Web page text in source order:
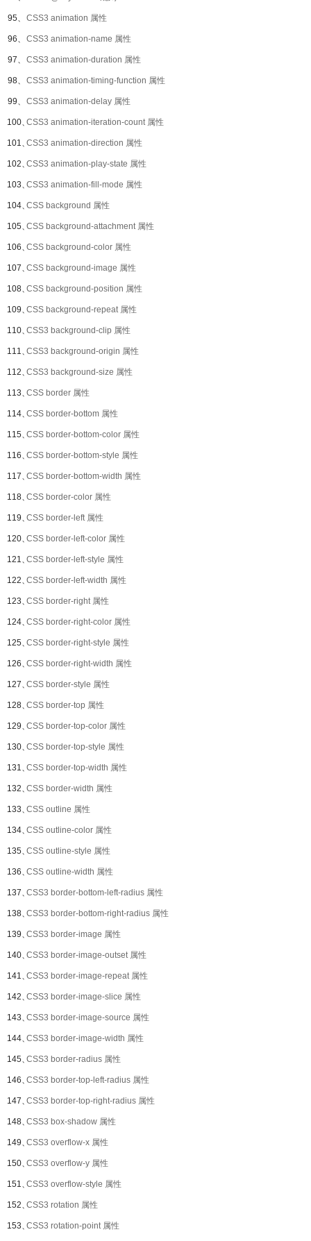
95、 CSS3 animation 属性
96、 CSS3 animation-name 属性
97、 CSS3 animation-duration 属性
98、 CSS3 animation-timing-function 属性
99、 CSS3 animation-delay 属性
100、CSS3 animation-iteration-count 属性
101、CSS3 animation-direction 属性
102、CSS3 animation-play-state 属性
103、CSS3 animation-fill-mode 属性
104、CSS background 属性
105、CSS background-attachment 属性
106、CSS background-color 属性
107、CSS background-image 属性
108、CSS background-position 属性
109、CSS background-repeat 属性
110、CSS3 background-clip 属性
111、CSS3 background-origin 属性
112、CSS3 background-size 属性
113、CSS border 属性
114、CSS border-bottom 属性
115、CSS border-bottom-color 属性
116、CSS border-bottom-style 属性
117、CSS border-bottom-width 属性
118、CSS border-color 属性
119、CSS border-left 属性
120、CSS border-left-color 属性
121、CSS border-left-style 属性
122、CSS border-left-width 属性
123、CSS border-right 属性
124、CSS border-right-color 属性
125、CSS border-right-style 属性
126、CSS border-right-width 属性
127、CSS border-style 属性
128、CSS border-top 属性
129、CSS border-top-color 属性
130、CSS border-top-style 属性
131、CSS border-top-width 属性
132、CSS border-width 属性
133、CSS outline 属性
134、CSS outline-color 属性
135、CSS outline-style 属性
136、CSS outline-width 属性
137、CSS3 border-bottom-left-radius 属性
138、CSS3 border-bottom-right-radius 属性
139、CSS3 border-image 属性
140、CSS3 border-image-outset 属性
141、CSS3 border-image-repeat 属性
142、CSS3 border-image-slice 属性
143、CSS3 border-image-source 属性
144、CSS3 border-image-width 属性
145、CSS3 border-radius 属性
146、CSS3 border-top-left-radius 属性
147、CSS3 border-top-right-radius 属性
148、CSS3 box-shadow 属性
149、CSS3 overflow-x 属性
150、CSS3 overflow-y 属性
151、CSS3 overflow-style 属性
152、CSS3 rotation 属性
153、CSS3 rotation-point 属性